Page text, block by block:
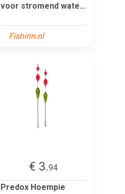
voor stromend wate...
Fishinn.nl
€ 3.94
Predox Hoempie